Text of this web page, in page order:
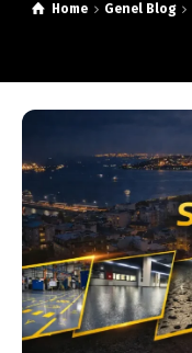
Home Genel Blog